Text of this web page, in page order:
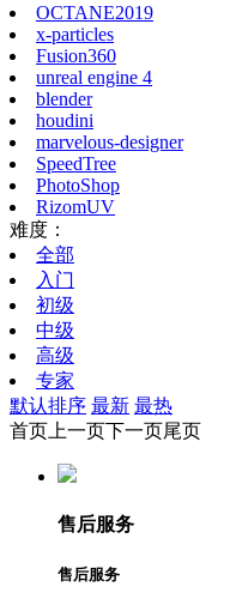
OCTANE2019
x-particles
Fusion360
unreal engine 4
blender
houdini
marvelous-designer
SpeedTree
PhotoShop
RizomUV
难度：
全部
入门
初级
中级
高级
专家
默认排序 最新 最热
首页 上一页下一页尾页
售后服务
售后服务